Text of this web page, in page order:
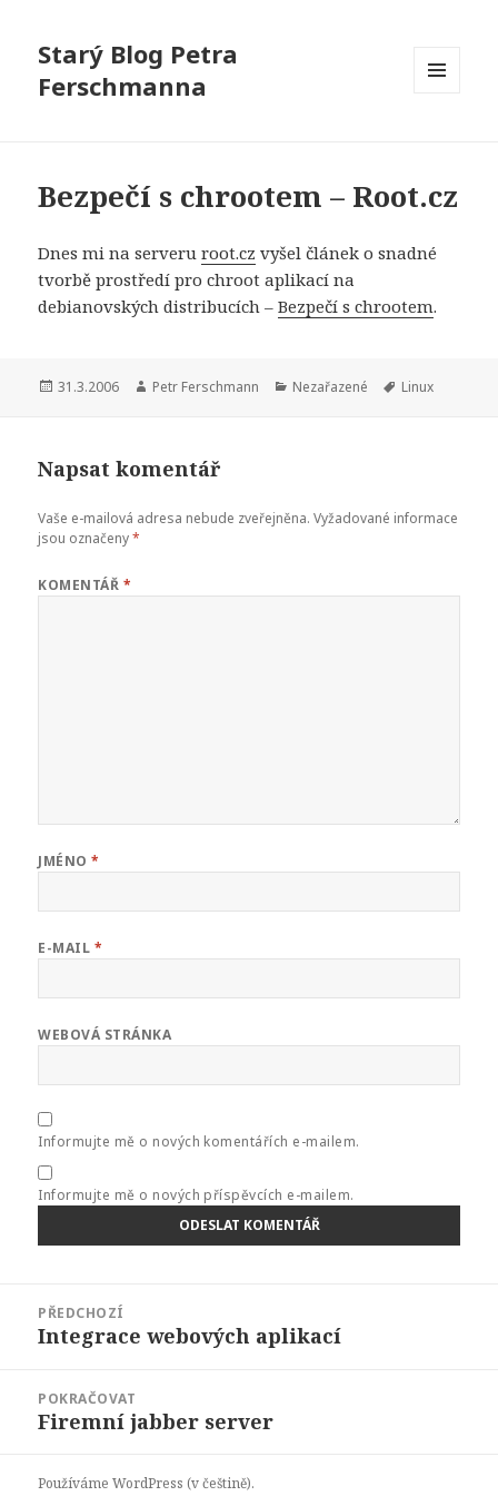
Starý Blog Petra
Ferschmanna
Bezpečí s chrootem – Root.cz
Dnes mi na serveruroot.cz vyšel článek o snadné
tvorbě prostředí pro chroot aplikací na
debianovských distribucích –Bezpečí s chrootem.
Publikováno:
31.3.2006 Autor:
Petr Ferschmann Rubriky:
Nezařazené Štítky:
Linux
Napsat komentář
Vaše e-mailová adresa nebude zveřejněna. Vyžadované informace
jsou označeny*
KOMENTÁŘ *
JMÉNO*
E-MAIL *
WEBOVÁ STRÁNKA
Informujte mě o nových komentářích e-mailem.
Informujte mě o nových příspěvcích e-mailem.
příspěvek
PŘEDCHOZÍ
Předchozí
Integrace webových aplikací
POKRAČOVAT
Následující
Firemní jabber server
Používáme WordPress (v češtině).